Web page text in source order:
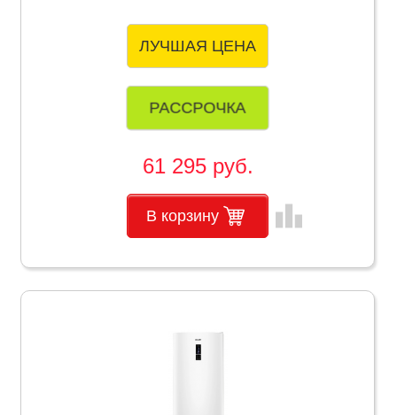
ЛУЧШАЯ ЦЕНА
РАССРОЧКА
61 295 руб.
В корзину leaderboard